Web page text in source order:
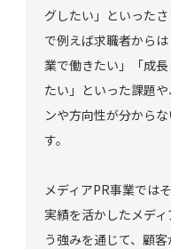
グしたい」といった
で例えば求職者から
業で働きたい」「成
たい」といった課題
ンや方向性が分から
す。
メディアPR事業では
実績を活かしたメデ
う強みを通じて、顧